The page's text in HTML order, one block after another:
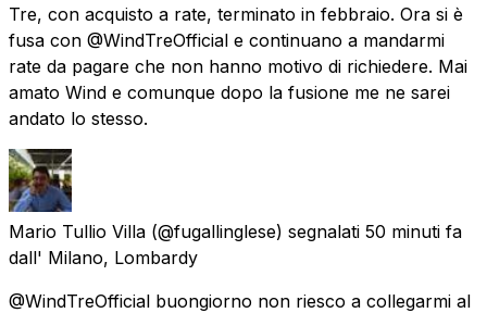
Tre, con acquisto a rate, terminato in febbraio. Ora si è
fusa con @WindTreOfficial e continuano a mandarmi
rate da pagare che non hanno motivo di richiedere. Mai
amato Wind e comunque dopo la fusione me ne sarei
andato lo stesso.
Mario Tullio Villa (@fugallinglese) segnalati 50 minuti fa
dall' Milano, Lombardy
@WindTreOfficial buongiorno non riesco a collegarmi al